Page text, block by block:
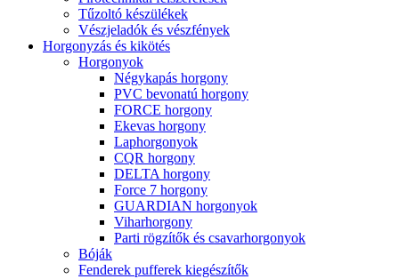
Tűzoltó készülékek
Vészjeladók és vészfények
Horgonyzás és kikötés
Horgonyok
Négykapás horgony
PVC bevonatú horgony
FORCE horgony
Ekevas horgony
Laphorgonyok
CQR horgony
DELTA horgony
Force 7 horgony
GUARDIAN horgonyok
Viharhorgony
Parti rögzítők és csavarhorgonyok
Bóják
Fenderek pufferek kiegészítők